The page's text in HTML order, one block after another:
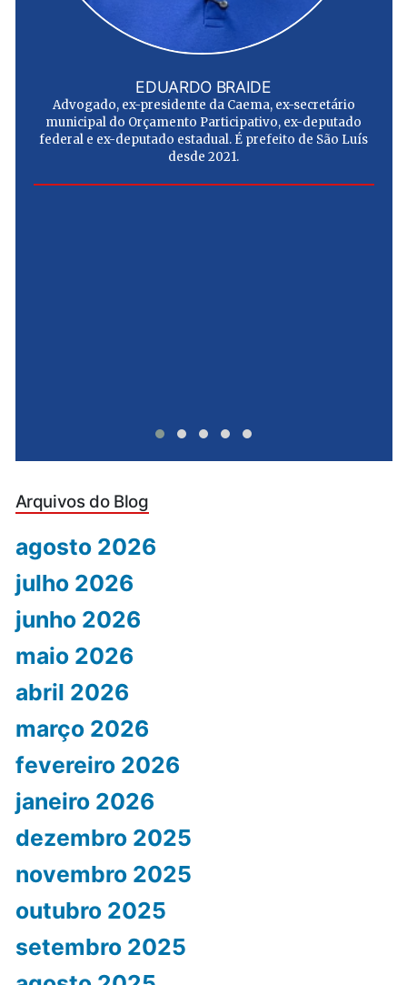
EDUARDO BRAIDE
Advogado, ex-presidente da Caema, ex-secretário
municipal do Orçamento Participativo, ex-deputado
federal e ex-deputado estadual. É prefeito de São Luís
desde 2021.
Arquivos do Blog
agosto 2026
julho 2026
junho 2026
maio 2026
abril 2026
março 2026
fevereiro 2026
janeiro 2026
dezembro 2025
novembro 2025
outubro 2025
setembro 2025